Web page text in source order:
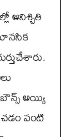
అనిశ్చితి
అయ్యి
వంటి